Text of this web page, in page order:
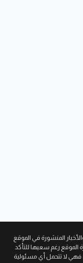
المنشورة في الموقع
رغم سعيها للتأكد
لا تتحمل أي مسئولية